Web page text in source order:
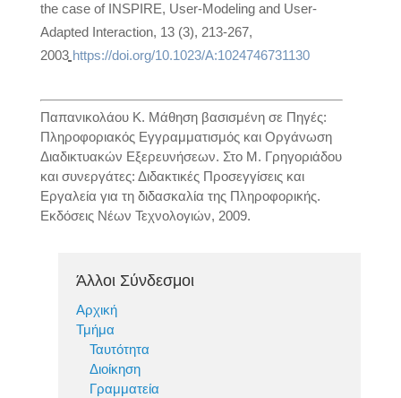
the case of INSPIRE, User-Modeling and User-
Adapted Interaction, 13 (3), 213-267,
2003 https://doi.org/10.1023/A:1024746731130
Παπανικολάου Κ. Mάθηση βασισμένη σε Πηγές:
Πληροφοριακός Εγγραμματισμός και Οργάνωση
Διαδικτυακών Εξερευνήσεων. Στο Μ. Γρηγοριάδου
και συνεργάτες: Διδακτικές Προσεγγίσεις και
Εργαλεία για τη διδασκαλία της Πληροφορικής.
Εκδόσεις Νέων Τεχνολογιών, 2009.
Άλλοι Σύνδεσμοι
Αρχική
Τμήμα
Ταυτότητα
Διοίκηση
Γραμματεία